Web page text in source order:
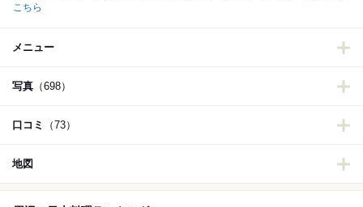
こちら
メニュー
写真 （698）
口コミ （73）
地図